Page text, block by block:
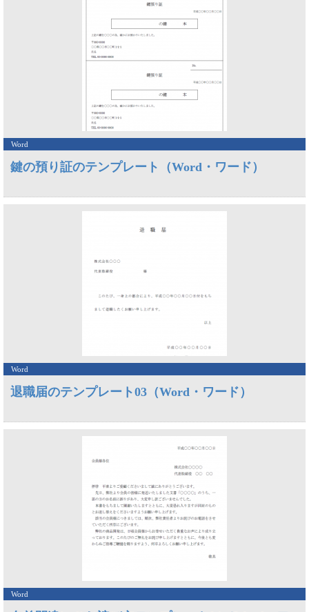
Word
鍵の預り証のテンプレート（Word・ワード）
Word
退職届のテンプレート03（Word・ワード）
Word